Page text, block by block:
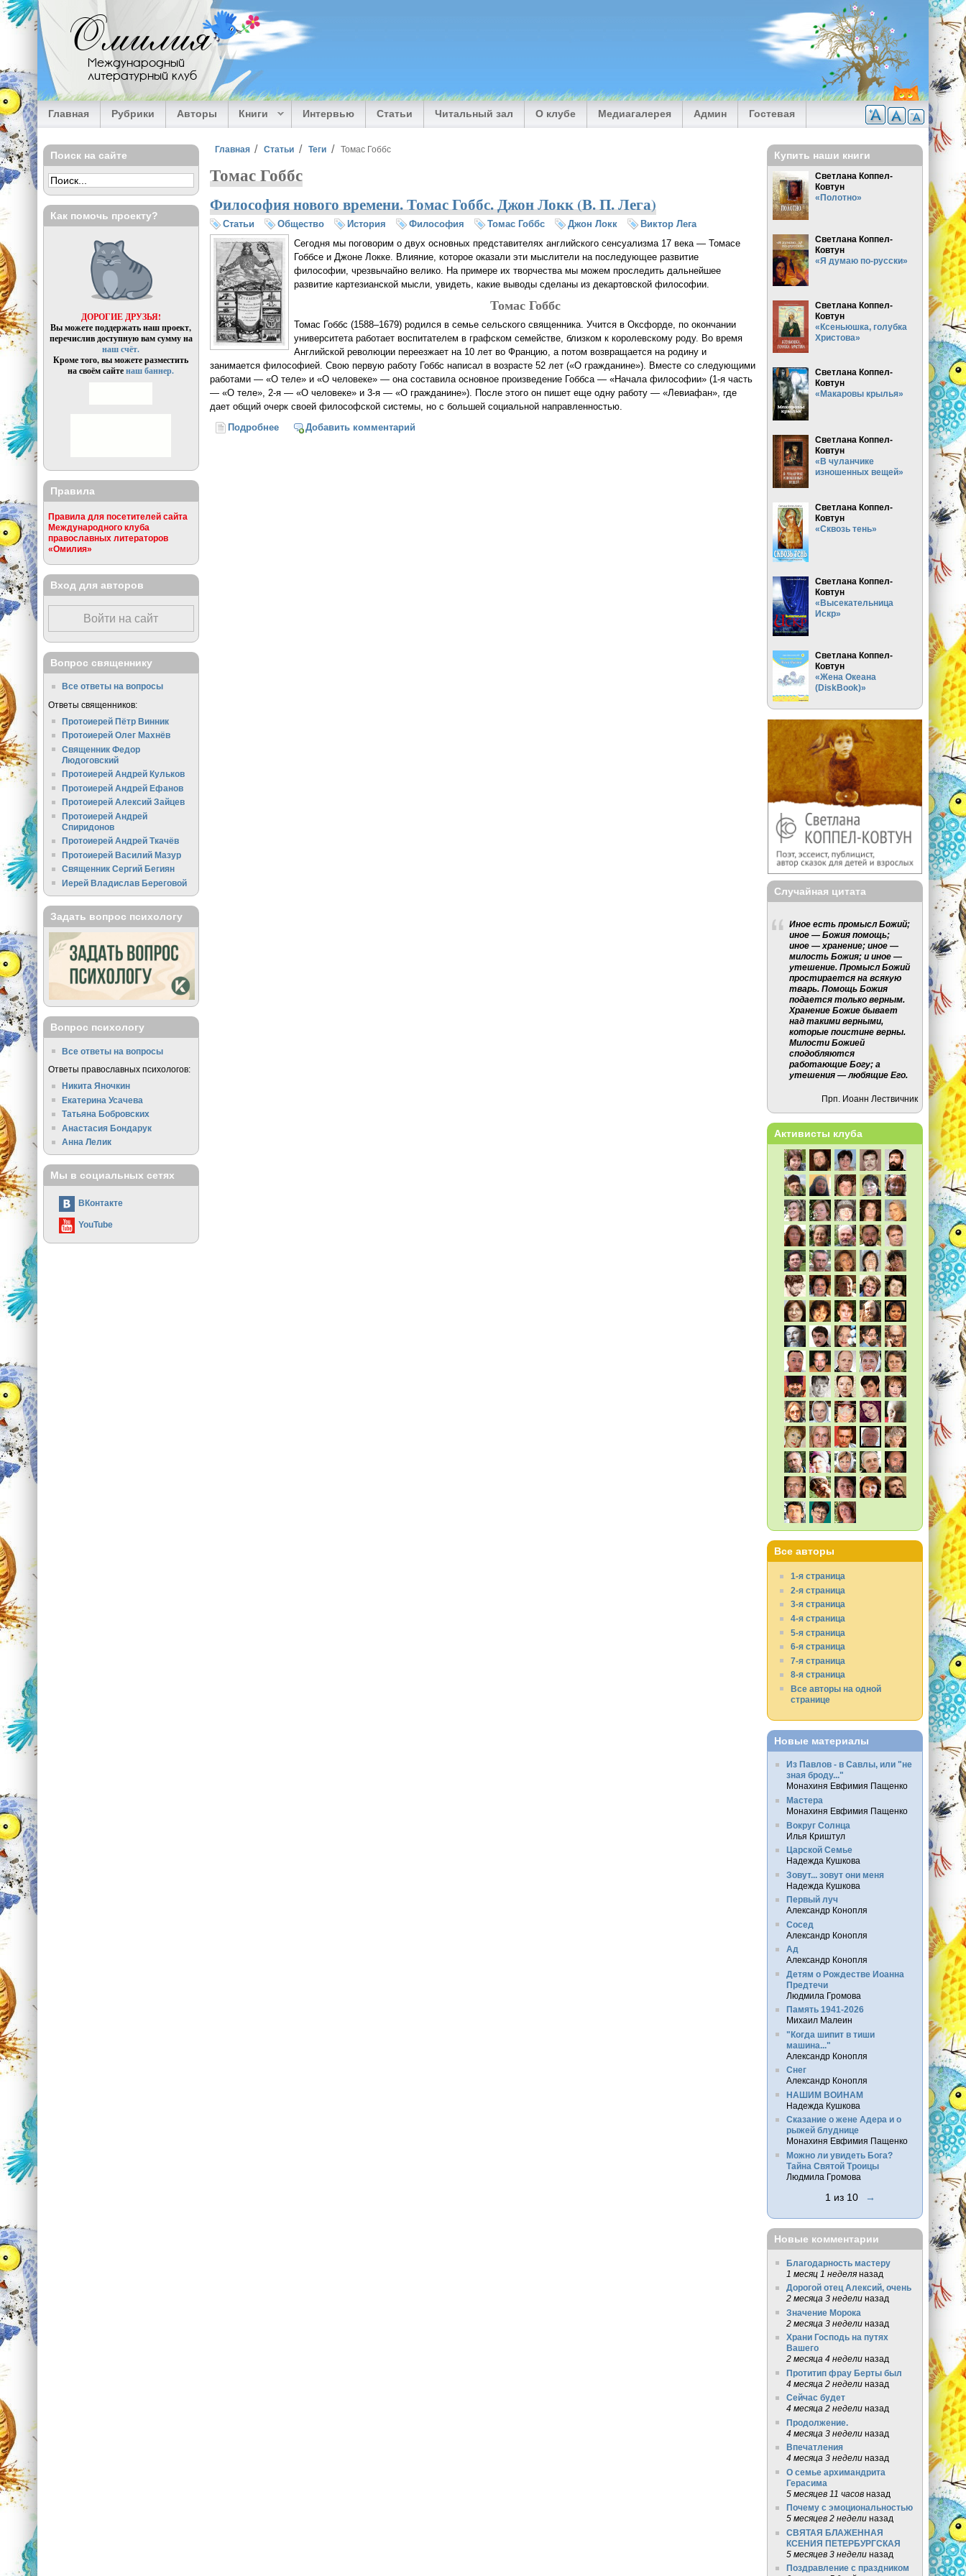
Перейти к основному содержанию
Омилия
Международный
литературный клуб
Главная Рубрики Авторы Книги Интервью Статьи Читальный зал О клубе Медиагалерея Админ Гостевая
Вы здесь
Главная Статьи Теги Томас Гоббс
Томас Гоббс
Философия нового времени. Томас Гоббс. Джон Локк (В. П. Лега)
Статьи Общество История Философия Томас Гоббс Джон Локк
Виктор Лега
Сегодня мы поговорим о двух основных представителях английского сенсуализма 17 века — Томасе
Гоббсе и Джоне Локке. Влияние, которое оказали эти мыслители на последующее развитие
философии, чрезвычайно велико. На примере их творчества мы можем проследить дальнейшее
развитие картезианской мысли, увидеть, какие выводы сделаны из декартовской философии.
Томас Гоббс
Томас Гоббс (1588–1679) родился в семье сельского священника. Учится в Оксфорде, по окончании
университета работает воспитателем в графском семействе, близком к королевскому роду. Во время
Английской революции переезжает на 10 лет во Францию, а потом возвращается на родину и
занимается философией. Свою первую работу Гоббс написал в возрасте 52 лет («О гражданине»). Вместе со следующими
работами — «О теле» и «О человеке» — она составила основное произведение Гоббса — «Начала философии» (1-я часть
— «О теле», 2-я — «О человеке» и 3-я — «О гражданине»). После этого он пишет еще одну работу — «Левиафан», где
дает общий очерк своей философской системы, но с большей социальной направленностью.
Подробнеео Философия нового времени. Томас Гоббс. Джон Локк (В. П. Лега)
Добавить комментарий
Поиск на сайте
Как помочь проекту?
ДОРОГИЕ ДРУЗЬЯ!
Вы можете поддержать наш проект,
перечислив доступную вам сумму на
наш счёт.
Кроме того, вы можете разместить
на своём сайтенаш баннер.
Правила
Правила для посетителей сайта
Международного клуба
православных литераторов
«Омилия»
Вход для авторов
Войти на сайт
Вопрос священнику
Все ответы на вопросы
Ответы священников:
Протоиерей Пётр Винник
Протоиерей Олег Махнёв
Священник Федор
Людоговский
Протоиерей Андрей Кульков
Протоиерей Андрей Ефанов
Протоиерей Алексий Зайцев
Протоиерей Андрей
Спиридонов
Протоиерей Андрей Ткачёв
Протоиерей Василий Мазур
Священник Сергий Бегиян
Иерей Владислав Береговой
Задать вопрос психологу
Вопрос психологу
Все ответы на вопросы
Ответы православных психологов:
Никита Яночкин
Екатерина Усачева
Татьяна Бобровских
Анастасия Бондарук
Анна Лелик
Мы в социальных сетях
ВКонтакте
YouTube
Купить наши книги
Светлана Коппел-
Ковтун
«Полотно»
Светлана Коппел-
Ковтун
«Я думаю по-русски»
Светлана Коппел-
Ковтун
«Ксеньюшка, голубка
Христова»
Светлана Коппел-
Ковтун
«Макаровы крылья»
Светлана Коппел-
Ковтун
«В чуланчике
изношенных вещей»
Светлана Коппел-
Ковтун
«Сквозь тень»
Светлана Коппел-
Ковтун
«Высекательница
Искр»
Светлана Коппел-
Ковтун
«Жена Океана
(DiskBook)»
Случайная цитата
Иное есть промысл Божий;
иное — Божия помощь;
иное — хранение; иное —
милость Божия; и иное —
утешение. Промысл Божий
простирается на всякую
тварь. Помощь Божия
подается только верным.
Хранение Божие бывает
над такими верными,
которые поистине верны.
Милости Божией
сподобляются
работающие Богу; а
утешения — любящие Его.
Прп. Иоанн Лествичник
Активисты клуба
Все авторы
1-я страница
2-я страница
3-я страница
4-я страница
5-я страница
6-я страница
7-я страница
8-я страница
Все авторы на одной
странице
Новые материалы
Из Павлов - в Савлы, или "не
зная броду..."
Монахиня Евфимия Пащенко
Мастера
Монахиня Евфимия Пащенко
Вокруг Солнца
Илья Криштул
Царской Семье
Надежда Кушкова
Зовут... зовут они меня
Надежда Кушкова
Первый луч
Александр Конопля
Сосед
Александр Конопля
Ад
Александр Конопля
Детям о Рождестве Иоанна
Предтечи
Людмила Громова
Память 1941-2026
Михаил Малеин
"Когда шипит в тиши
машина..."
Александр Конопля
Снег
Александр Конопля
НАШИМ ВОИНАМ
Надежда Кушкова
Сказание о жене Адера и о
рыжей блуднице
Монахиня Евфимия Пащенко
Можно ли увидеть Бога?
Тайна Святой Троицы
Людмила Громова
1 из 10 →
Новые комментарии
Благодарность мастеру
1 месяц 1 неделяназад
Дорогой отец Алексий, очень
2 месяца 3 неделиназад
Значение Морока
2 месяца 3 неделиназад
Храни Господь на путях
Вашего
2 месяца 4 неделиназад
Протитип фрау Берты был
4 месяца 2 неделиназад
Сейчас будет
4 месяца 2 неделиназад
Продолжение.
4 месяца 3 неделиназад
Впечатления
4 месяца 3 неделиназад
О семье архимандрита
Герасима
5 месяцев 11 часовназад
Почему с эмоциональностью
5 месяцев 2 неделиназад
СВЯТАЯ БЛАЖЕННАЯ
КСЕНИЯ ПЕТЕРБУРГСКАЯ
5 месяцев 3 неделиназад
Поздравление с праздником